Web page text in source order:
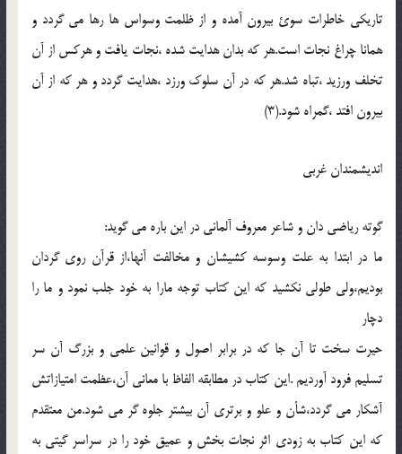
تاريکي خاطرات سوئ بيرون آمده و از ظلمت وسواس ها رها مي گردد و
همانا چراغ نجات است.هر که بدان هدايت شده ،نجات يافت و هرکس از آن
تخلف ورزيد ،تباه شد.هر که در آن سلوک ورزد ،هدايت گردد و هر که از آن
بيرون افتد ،گمراه شود.(3)
انديشمندان غربي
گوته رياضي دان و شاعر معروف آلماني در اين باره مي گويد:
ما در ابتدا به علت وسوسه کشيشان و مخالفت آنها،از قرآن روي گردان
بوديم،ولي طولي نکشيد که اين کتاب توجه مارا به خود جلب نمود و ما را
دچار
حيرت سخت تا آن جا که در برابر اصول و قوانين علمي و بزرگ آن سر
تسليم فرود آورديم .اين کتاب در مطابقه الفاظ با معاني آن،عظمت امتيازاتش
آشکار مي گردد،شأن و علو و برتري آن بيشتر جلوه گر مي شود.من معتقدم
که اين کتاب به زودي اثر نجات بخش و عميق خود را در سراسر گيتي به